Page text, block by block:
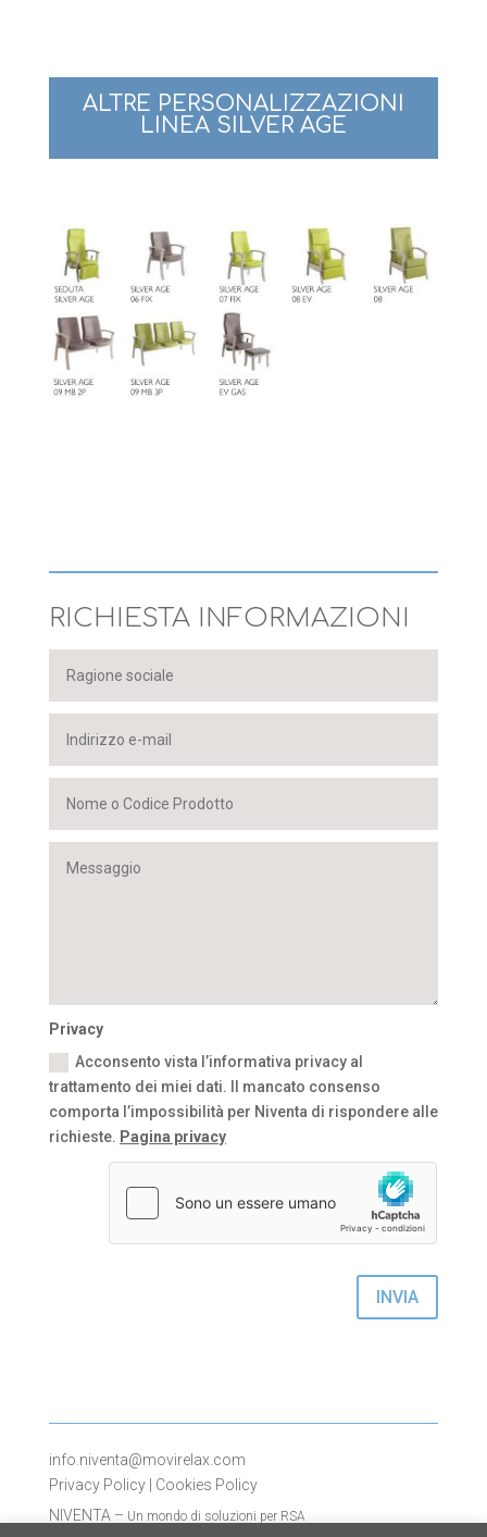
ALTRE PERSONALIZZAZIONI
LINEA SILVER AGE
RICHIESTA INFORMAZIONI
Privacy
Acconsento vista l’informativa privacy al
trattamento dei miei dati. Il mancato consenso
comporta l’impossibilità per Niventa di rispondere alle
richieste. Pagina privacy
INVIA
info.niventa@movirelax.com
Privacy Policy| Cookies Policy
NIVENTA – Un mondo di soluzioni per RSA